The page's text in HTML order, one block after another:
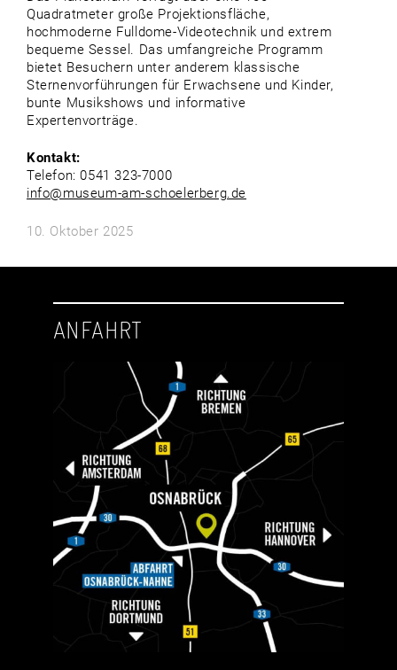
Quadratmeter große Projektionsfläche,
hochmoderne Fulldome-Videotechnik und extrem
bequeme Sessel. Das umfangreiche Programm
bietet Besuchern unter anderem klassische
Sternenvorführungen für Erwachsene und Kinder,
bunte Musikshows und informative
Expertenvorträge.
Kontakt:
Telefon: 0541 323-7000
info@museum-am-schoelerberg.de
10. Oktober 2025
ANFAHRT